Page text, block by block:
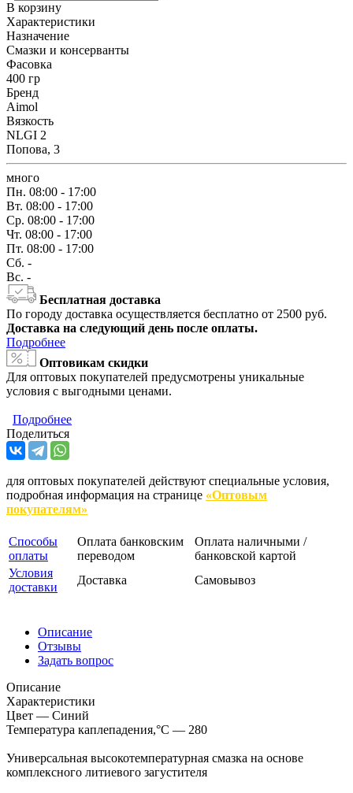
В корзину
Характеристики
Назначение
Смазки и консерванты
Фасовка
400 гр
Бренд
Aimol
Вязкость
NLGI 2
Попова, 3
много
Пн. 08:00 - 17:00
Вт. 08:00 - 17:00
Ср. 08:00 - 17:00
Чт. 08:00 - 17:00
Пт. 08:00 - 17:00
Сб. -
Вс. -
Бесплатная доставка
По городу доставка осуществляется бесплатно от 2500 руб.
Доставка на следующий день после оплаты.
Подробнее
Оптовикам скидки
Для оптовых покупателей предусмотрены уникальные
условия с выгодными ценами.
Подробнее
Поделиться
для оптовых покупателей действуют специальные условия,
подробная информация на странице «Оптовым
покупателям»
Способы
оплаты
Оплата банковским
переводом
Оплата наличными /
банковской картой
Условия
доставки
Доставка Самовывоз
Описание
Отзывы
Задать вопрос
Описание
Характеристики
Цвет — Синий
Температура каплепадения,°C — 280
Универсальная высокотемпературная смазка на основе
комплексного литиевого загустителя